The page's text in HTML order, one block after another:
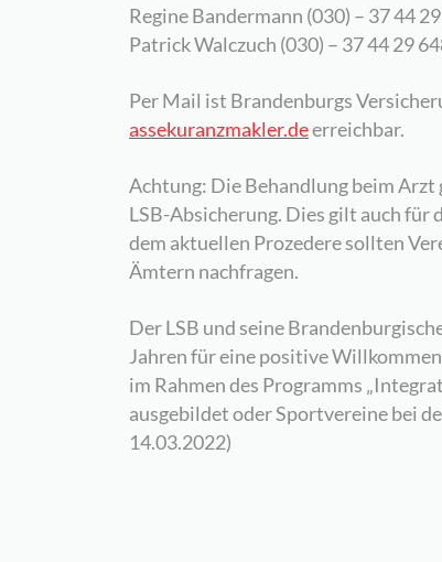
Regine Bandermann (030) – 37 44
Patrick Walczuch (030) – 37 44 29
Per Mail ist Brandenburgs
assekuranzmakler.deerreichbar.
Achtung: Die Behandlung beim
LSB-Absicherung. Dies gilt auch für
dem aktuellen Prozedere sollten
Ämtern nachfragen.
Der LSB und seine
Jahren für eine positive
im Rahmen des Programms
ausgebildet oder Sportvereine bei
14.03.2022)